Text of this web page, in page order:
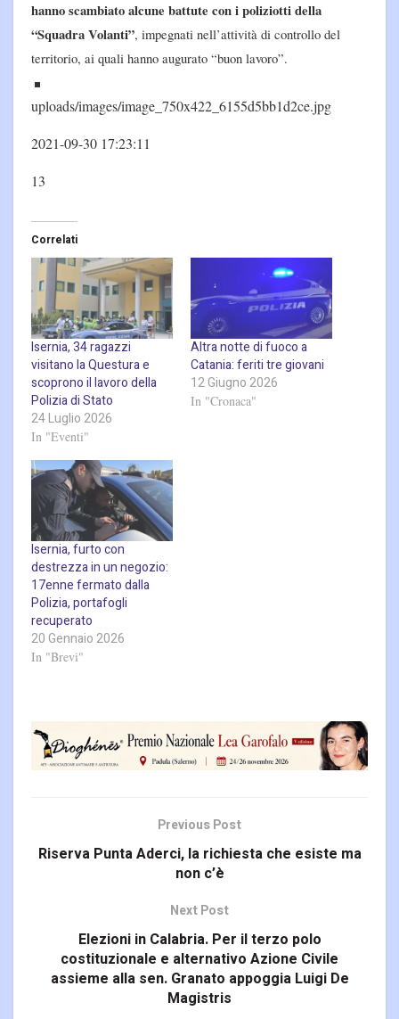
hanno scambiato alcune battute con i poliziotti della
“Squadra Volanti”, impegnati nell’attività di controllo del
territorio, ai quali hanno augurato “buon lavoro”.
uploads/images/image_750x422_6155d5bb1d2ce.jpg
2021-09-30 17:23:11
13
Correlati
Isernia, 34 ragazzi
visitano la Questura e
scoprono il lavoro della
Polizia di Stato
24 Luglio 2026
In "Eventi"
Altra notte di fuoco a
Catania: feriti tre giovani
12 Giugno 2026
In "Cronaca"
Isernia, furto con
destrezza in un negozio:
17enne fermato dalla
Polizia, portafogli
recuperato
20 Gennaio 2026
In "Brevi"
Previous Post
Riserva Punta Aderci, la richiesta che esiste ma
non c’è
Next Post
Elezioni in Calabria. Per il terzo polo
costituzionale e alternativo Azione Civile
assieme alla sen. Granato appoggia Luigi De
Magistris